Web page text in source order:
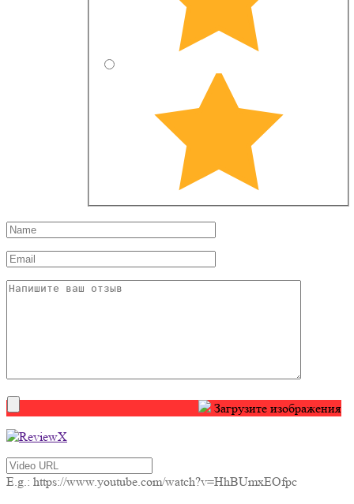
Загрузите изображения
E.g.: https://www.youtube.com/watch?v=HhBUmxEOfpc